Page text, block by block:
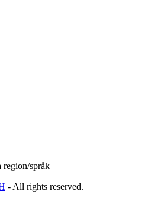
region/språk
- All rights reserved.